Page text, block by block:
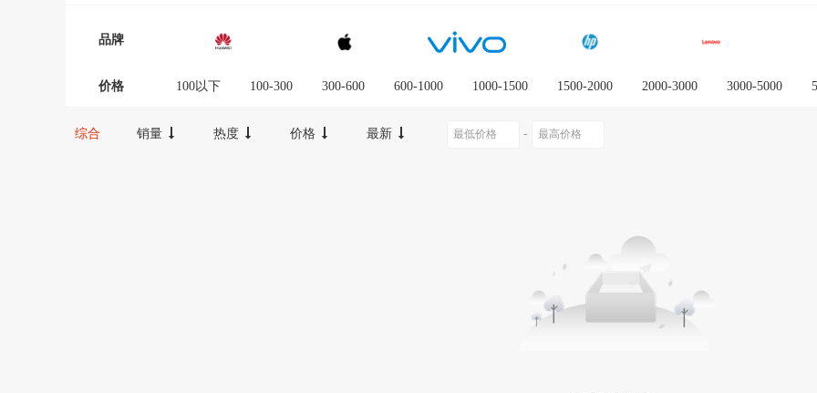
品牌
价格 100以下 100-300 300-600 600-1000 1000-1500 1500-2000 2000-3000 3000-5000
综合 销量 热度 价格 最新 -